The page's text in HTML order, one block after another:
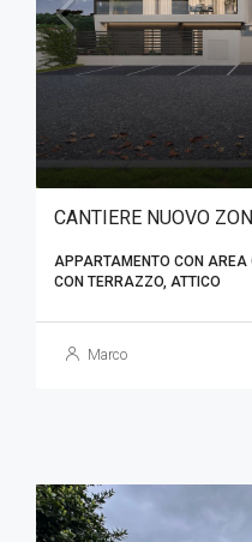
CANTIERE NUOVO
APPARTAMENTO CON
CON TERRAZZO, ATTICO
Marco